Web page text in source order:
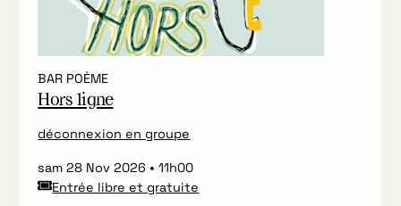
BAR POÈME
Hors ligne
déconnexion en groupe
sam 28 Nov 2026
11h00
Entrée libre et gratuite